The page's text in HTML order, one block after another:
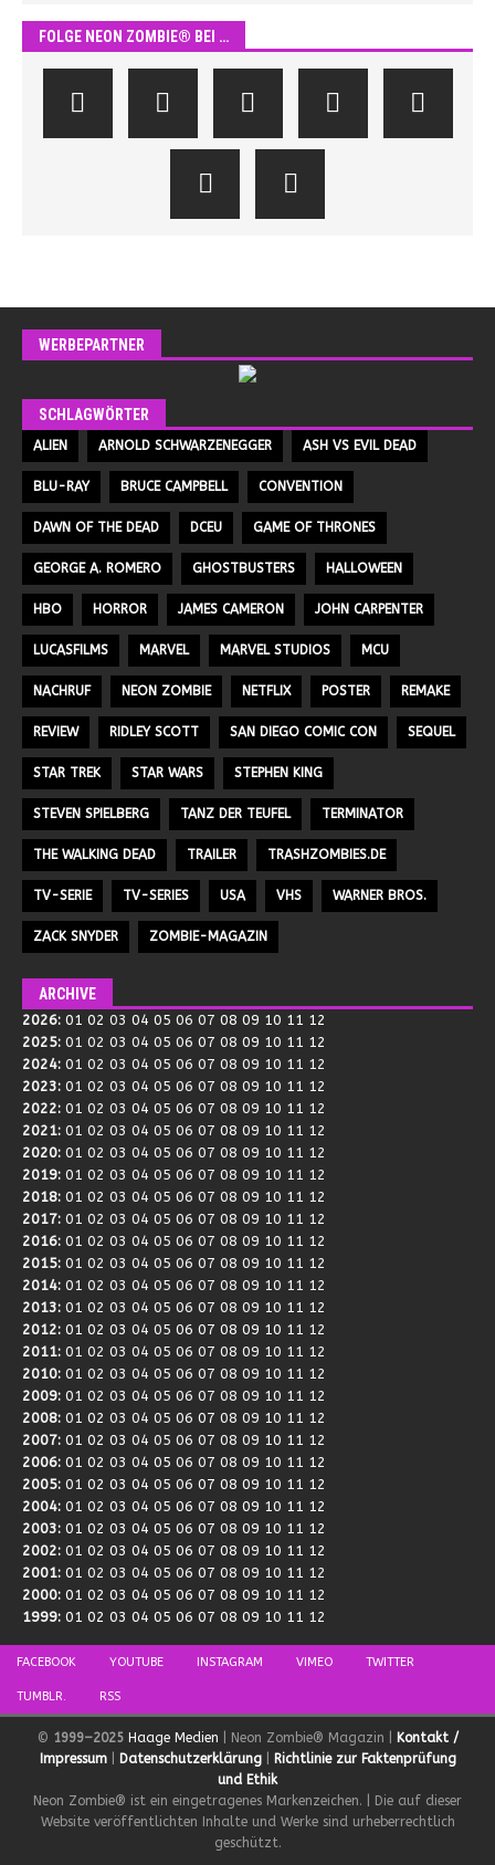
FOLGE NEON ZOMBIE® BEI …
WERBEPARTNER
SCHLAGWÖRTER
ALIEN ARNOLD SCHWARZENEGGER ASH VS EVIL DEAD
BLU-RAY BRUCE CAMPBELL CONVENTION
DAWN OF THE DEAD DCEU GAME OF THRONES
GEORGE A. ROMERO GHOSTBUSTERS HALLOWEEN
HBO HORROR JAMES CAMERON JOHN CARPENTER
LUCASFILMS MARVEL MARVEL STUDIOS MCU
NACHRUF NEON ZOMBIE NETFLIX POSTER REMAKE
REVIEW RIDLEY SCOTT SAN DIEGO COMIC CON SEQUEL
STAR TREK STAR WARS STEPHEN KING
STEVEN SPIELBERG TANZ DER TEUFEL TERMINATOR
THE WALKING DEAD TRAILER TRASHZOMBIES.DE
TV-SERIE TV-SERIES USA VHS WARNER BROS.
ZACK SNYDER ZOMBIE-MAGAZIN
ARCHIVE
2026: 01 02 03 04 05 06 07 08 09 10 11 12
2025: 01 02 03 04 05 06 07 08 09 10 11 12
2024: 01 02 03 04 05 06 07 08 09 10 11 12
2023: 01 02 03 04 05 06 07 08 09 10 11 12
2022: 01 02 03 04 05 06 07 08 09 10 11 12
2021: 01 02 03 04 05 06 07 08 09 10 11 12
2020: 01 02 03 04 05 06 07 08 09 10 11 12
2019: 01 02 03 04 05 06 07 08 09 10 11 12
2018: 01 02 03 04 05 06 07 08 09 10 11 12
2017: 01 02 03 04 05 06 07 08 09 10 11 12
2016: 01 02 03 04 05 06 07 08 09 10 11 12
2015: 01 02 03 04 05 06 07 08 09 10 11 12
2014: 01 02 03 04 05 06 07 08 09 10 11 12
2013: 01 02 03 04 05 06 07 08 09 10 11 12
2012: 01 02 03 04 05 06 07 08 09 10 11 12
2011: 01 02 03 04 05 06 07 08 09 10 11 12
2010: 01 02 03 04 05 06 07 08 09 10 11 12
2009: 01 02 03 04 05 06 07 08 09 10 11 12
2008: 01 02 03 04 05 06 07 08 09 10 11 12
2007: 01 02 03 04 05 06 07 08 09 10 11 12
2006: 01 02 03 04 05 06 07 08 09 10 11 12
2005: 01 02 03 04 05 06 07 08 09 10 11 12
2004: 01 02 03 04 05 06 07 08 09 10 11 12
2003: 01 02 03 04 05 06 07 08 09 10 11 12
2002: 01 02 03 04 05 06 07 08 09 10 11 12
2001: 01 02 03 04 05 06 07 08 09 10 11 12
2000: 01 02 03 04 05 06 07 08 09 10 11 12
1999: 01 02 03 04 05 06 07 08 09 10 11 12
FACEBOOK YOUTUBE INSTAGRAM VIMEO TWITTER
TUMBLR. RSS
© 1999–2025 Haage Medien | Neon Zombie® Magazin |
Kontakt /
Impressum| Datenschutzerklärung|
Richtlinie zur Faktenprüfung
und Ethik
Neon Zombie® ist ein eingetragenes Markenzeichen. | Die auf dieser
Website veröffentlichten Inhalte und Werke sind urheberrechtlich
geschützt.